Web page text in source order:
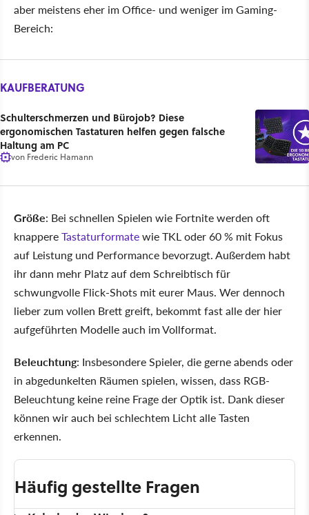
aber meistens eher im Office- und weniger im Gaming-
Bereich:
KAUFBERATUNG
Schulterschmerzen und Bürojob? Diese
ergonomischen Tastaturen helfen gegen falsche
Haltung am PC
von Frederic Hamann
Größe: Bei schnellen Spielen wie Fortnite werden oft
knappereTastaturformatewie TKL oder 60 % mit Fokus
auf Leistung und Performance bevorzugt. Außerdem habt
ihr dann mehr Platz auf dem Schreibtisch für
schwungvolle Flick-Shots mit eurer Maus. Wer dennoch
lieber zum vollen Brett greift, bekommt fast alle der hier
aufgeführten Modelle auch im Vollformat.
Beleuchtung: Insbesondere Spieler, die gerne abends oder
in abgedunkelten Räumen spielen, wissen, dass RGB-
Beleuchtung keine reine Frage der Optik ist. Dank dieser
können wir auch bei schlechtem Licht alle Tasten
erkennen.
Häufig gestellte Fragen